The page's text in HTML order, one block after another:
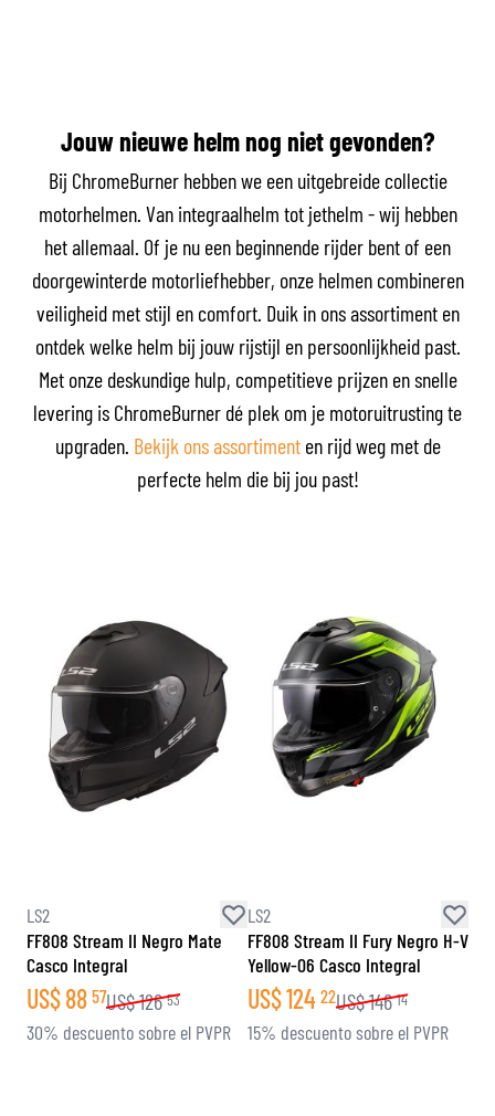
Jouw nieuwe helm nog niet gevonden?
Bij ChromeBurner hebben we een uitgebreide collectie
motorhelmen. Van integraalhelm tot jethelm - wij hebben
het allemaal. Of je nu een beginnende rijder bent of een
doorgewinterde motorliefhebber, onze helmen combineren
veiligheid met stijl en comfort. Duik in ons assortiment en
ontdek welke helm bij jouw rijstijl en persoonlijkheid past.
Met onze deskundige hulp, competitieve prijzen en snelle
levering is ChromeBurner dé plek om je motoruitrusting te
upgraden. Bekijk ons assortimenten rijd weg met de
perfecte helm die bij jou past!
Airoh
Connor Negro Mate Casco
Integral
US$108 37US$127 50
15% descuento sobre el PVPR
LS2
FF808 Stream II Shadow Mate
Titanio Gris Casco Integral
US$124 22US$146 14
15% descuento sobre el PVPR